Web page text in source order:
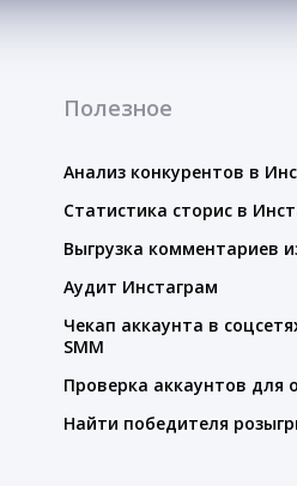
Полезное
Анализ конкурентов в
Статистика сторис в
Выгрузка комментариев
Аудит Инстаграм
Чекап аккаунта в
SMM
Проверка аккаунтов для
Найти победителя